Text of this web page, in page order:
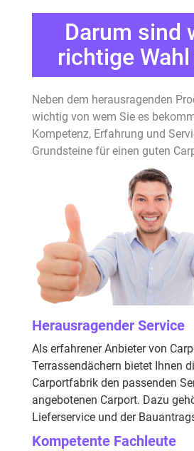
Darum sind
richtige
Neben dem herausragenden
wichtig von wem Sie es
Kompetenz, Erfahrung und
Grundsteine für einen guten
Herausragender Service
Als erfahrener Anbieter von
Terrassendächern bietet Ihnen
Carportfabrik den passenden
angebotenen Carport. Dazu
Lieferservice und der
Kompetente Fachleute